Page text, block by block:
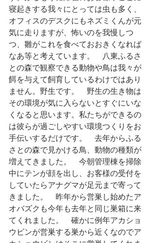
寝起きする我々にとっては虫も多く、
オフィスのデスクにもネズミくんが元
気に走りますが、怖いのを我慢しつ
つ、雛がこれを食べておおきくなれば
なあ等と考えています。　八東ふるさ
との森で観察できる動物や鳥は我々が
餌を与えて飼育しているわけではあり
ません。野生です。　野生の生き物は
その環境が気に入らないとすぐにいな
くなると思います。私たちができるの
は彼らが過ごしやすい環境つくりをお
手伝いするだけです。　去年からふる
さとの森で見かける鳥、動物の種類が
増えてきました。　今朝管理棟を掃除
中にテンが顔を出し、お客様の受付を
していたらアナグマが足元まで寄って
きました。　昨年から営巣し始めたア
オバズクも今年も去年と同じ巣箱に来
てくれました。　確かに例年アカショ
ウビンが営巣する巣から近くなのでア